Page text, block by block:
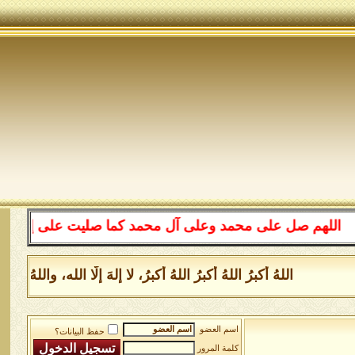
صل على محمد وعلى آل محمد كما صليت على إبراهيم
اللهُ أكبرُ اللهُ أكبرُ اللهُ أكبرُ، لا إلهَ إلَّا الله،
اسم العضو
حفظ البيانات؟
كلمة المرور